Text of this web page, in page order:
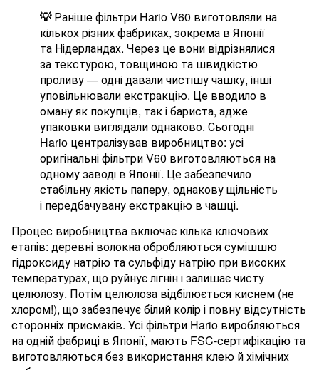
💡Раніше фільтри Hario V60 виготовляли на
кількох різних фабриках, зокрема в Японії
та Нідерландах. Через це вони відрізнялися
за текстурою, товщиною та швидкістю
проливу — одні давали чистішу чашку, інші
уповільнювали екстракцію. Це вводило в
оману як покупців, так і бариста, адже
упаковки виглядали однаково. Сьогодні
Hario централізував виробництво: усі
оригінальні фільтри V60 виготовляються на
одному заводі в Японії. Це забезпечило
стабільну якість паперу, однакову щільність
і передбачувану екстракцію в чашці.
Процес виробництва включає кілька ключових
етапів: деревні волокна обробляються сумішшю
гідроксиду натрію та сульфіду натрію при високих
температурах, що руйнує лігнін і залишає чисту
целюлозу. Потім целюлоза відбілюється киснем (не
хлором!), що забезпечує білий колір і повну відсутність
сторонніх присмаків. Усі фільтри Hario виробляються
на одній фабриці в Японії, мають FSC-сертифікацію та
виготовляються без використання клею й хімічних